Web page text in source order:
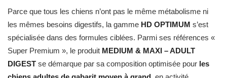
Parce que tous les chiens n’ont pas le même métabolisme ni
les mêmes besoins digestifs, la gamme HD OPTIMUM s’est
spécialisée dans des formules ciblées. Parmi ses références «
Super Premium », le produit MEDIUM & MAXI – ADULT
DIGEST se démarque par sa composition optimisée pour les